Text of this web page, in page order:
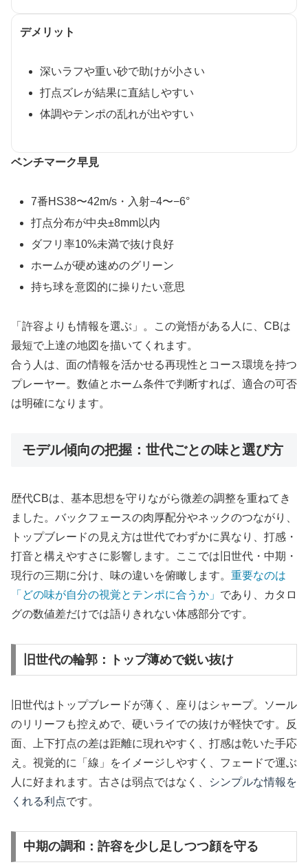
デメリット
深いラフや重い砂で助けが小さい
打点ズレが結果に直結しやすい
体調やテンポの乱れが出やすい
ベンチマーク早見
7番HS38〜42m/s・入射−4〜−6°
打点分布が中央±8mm以内
ダフリ率10%未満で抜け良好
ホームが硬め速めのグリーン
持ち球を意図的に操りたい意思
「許容よりも情報を選ぶ」。この覚悟がある人に、CBは
最短で上達の地図を描いてくれます。
合う人は、面の情報を活かせる再現性とコース環境を持つ
プレーヤー。数値とホーム条件で判断すれば、適合の可否
は明確になります。
モデル傾向の把握：世代ごとの味と選び方
歴代CBは、基本思想を守りながら微差の調整を重ねてき
ました。バックフェースの肉厚配分やネックのつながり、
トップブレードの見え方は世代でわずかに異なり、打感・
打音と構えやすさに影響します。ここでは旧世代・中期・
現行の三期に分け、味の違いを俯瞰します。 重要なのは
「どの味が自分の視覚とテンポに合うか」 であり、カタロ
グの数値差だけでは語りきれない体感部分です。
旧世代の輪郭：トップ薄めで鋭い抜け
旧世代はトップブレードが薄く、座りはシャープ。ソール
のリリーフも控えめで、硬いライでの抜けが軽快です。反
面、上下打点の差は距離に現れやすく、打感は乾いた手応
え。視覚的に「線」をイメージしやすく、フェードで運ぶ
人に好まれます。古さは弱点ではなく、
シンプルな情報を
くれる利点です。
中期の調和：許容を少し足しつつ顔を守る